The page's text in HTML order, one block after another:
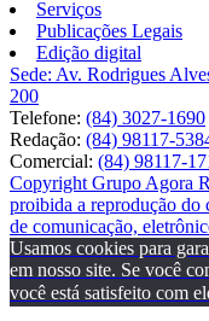
Serviços
Publicações Legais
Edição digital
Sede: Av. Rodrigues
200
Telefone: (84) 3027-1690
Redação: (84) 98117-
Comercial: (84) 98117-
Copyright Grupo Agora
proibida a reprodução do
de comunicação,
Usamos cookies para
em nosso site. Se você
você está satisfeito com